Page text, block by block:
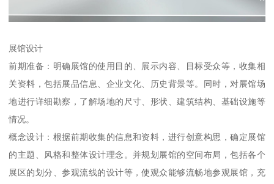
展馆设计
前期准备：明确展馆的使用目的、展示内容、目标受众等，收集相
关资料，包括展品信息、企业文化、历史背景等。同时，对展馆场
地进行详细勘察，了解场地的尺寸、形状、建筑结构、基础设施等
情况。
概念设计：根据前期收集的信息和资料，进行创意构思，确定展馆
的主题、风格和整体设计理念。并规划展馆的空间布局，包括各个
展区的划分、参观流线的设计等，使观众能够流畅地参观展馆，充